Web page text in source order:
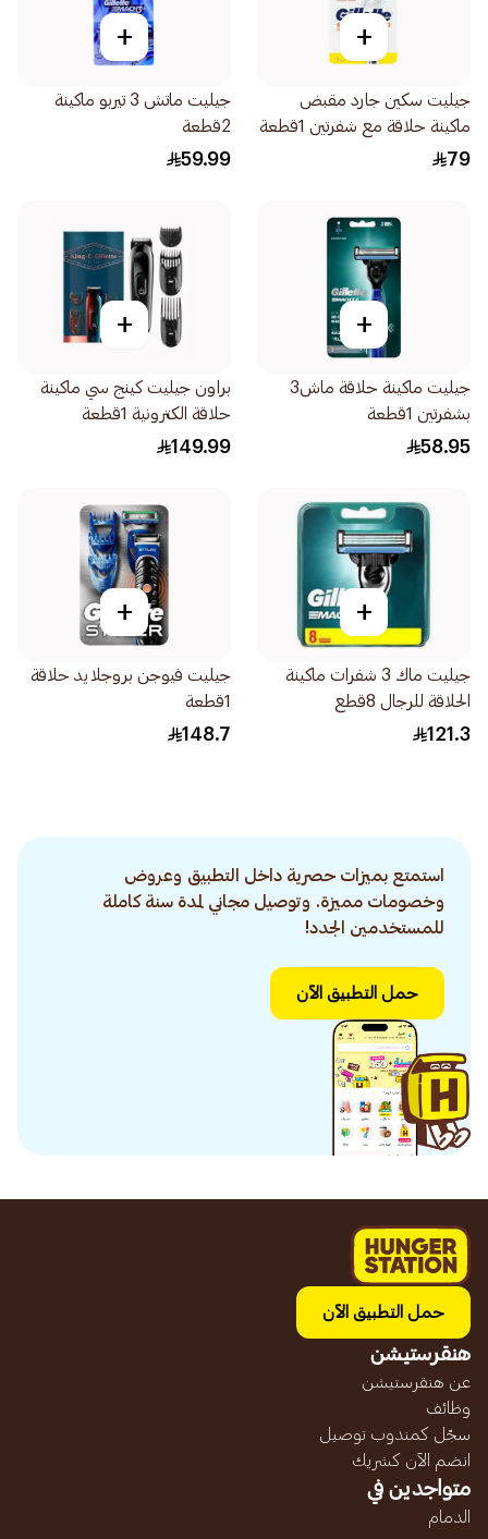
+
جيليت سكين جارد مقبض
ماكينة حلاقة مع شفرتين 1قطعة
79
+
جيليت ماتش 3 تيربو ماكينة
2قطعة
59.99
+
جيليت ماكينة حلاقة ماش3
بشفرتين 1قطعة
58.95
+
براون جيليت كينج سي ماكينة
حلاقة الكترونية 1قطعة
149.99
+
جيليت ماك 3 شفرات ماكينة
الحلاقة للرجال 8قطع
121.3
+
جيليت فيوجن بروجلايد حلاقة
1قطعة
148.7
استمتع بميزات حصرية داخل التطبيق وعروض
وخصومات مميزة. وتوصيل مجاني لمدة سنة كاملة
للمستخدمين الجدد!
حمل التطبيق الآن
حمل التطبيق الآن
هنقرستيشن
عن هنقرستيشن
وظائف
سجّل كمندوب توصيل
انضم الآن كشريك
متواجدين في
الدمام